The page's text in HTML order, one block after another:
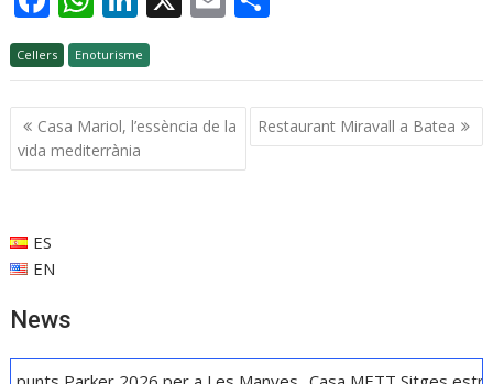
ac
e
b
o
o
h
at
s
A
p
n
k
e
dI
n
ai
l
m
p
ar
Cellers Enoturisme
Navegació
d'entrades
Casa Mariol, l’essència de la
vida mediterrània
Restaurant Miravall a Batea
ES
EN
News